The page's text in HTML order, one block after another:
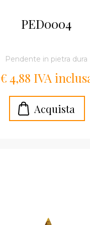
PED0004
Pendente in pietra dura
€ 4,88 IVA